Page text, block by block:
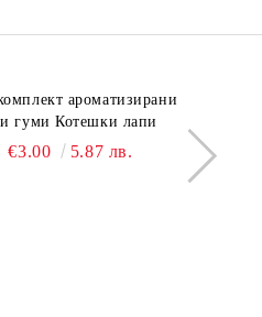
ароматизирани
гуми Котешки лапи
€3.00 5.87 лв.